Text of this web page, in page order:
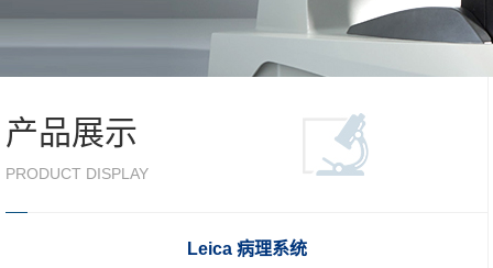
产品展示
PRODUCT DISPLAY
Leica 病理系统